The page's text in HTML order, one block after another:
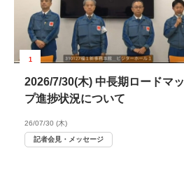
1
2026/7/30(木) 中長期ロードマッ
プ進捗状況について
26/07/30 (木)
記者会見・メッセージ